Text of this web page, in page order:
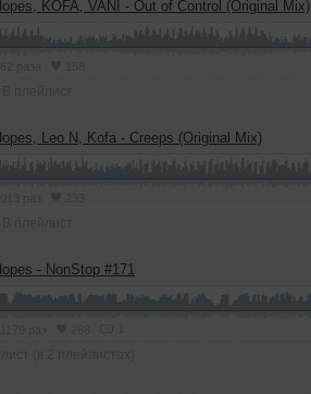
KOFA, VANI - Out of Control (Original Mix)
Leo N, Kofa - Creeps (Original Mix)
- NonStop #171